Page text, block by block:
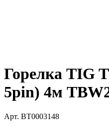
Горелка TIG
5pin) 4м
Арт. BT0003148